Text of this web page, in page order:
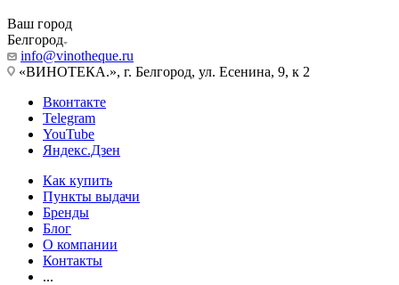
Ваш город
Белгород
info@vinotheque.ru
«ВИНОТЕКА.», г. Белгород, ул. Есенина, 9, к 2
Вконтакте
Telegram
YouTube
Яндекс.Дзен
Как купить
Пункты выдачи
Бренды
Блог
О компании
Контакты
...